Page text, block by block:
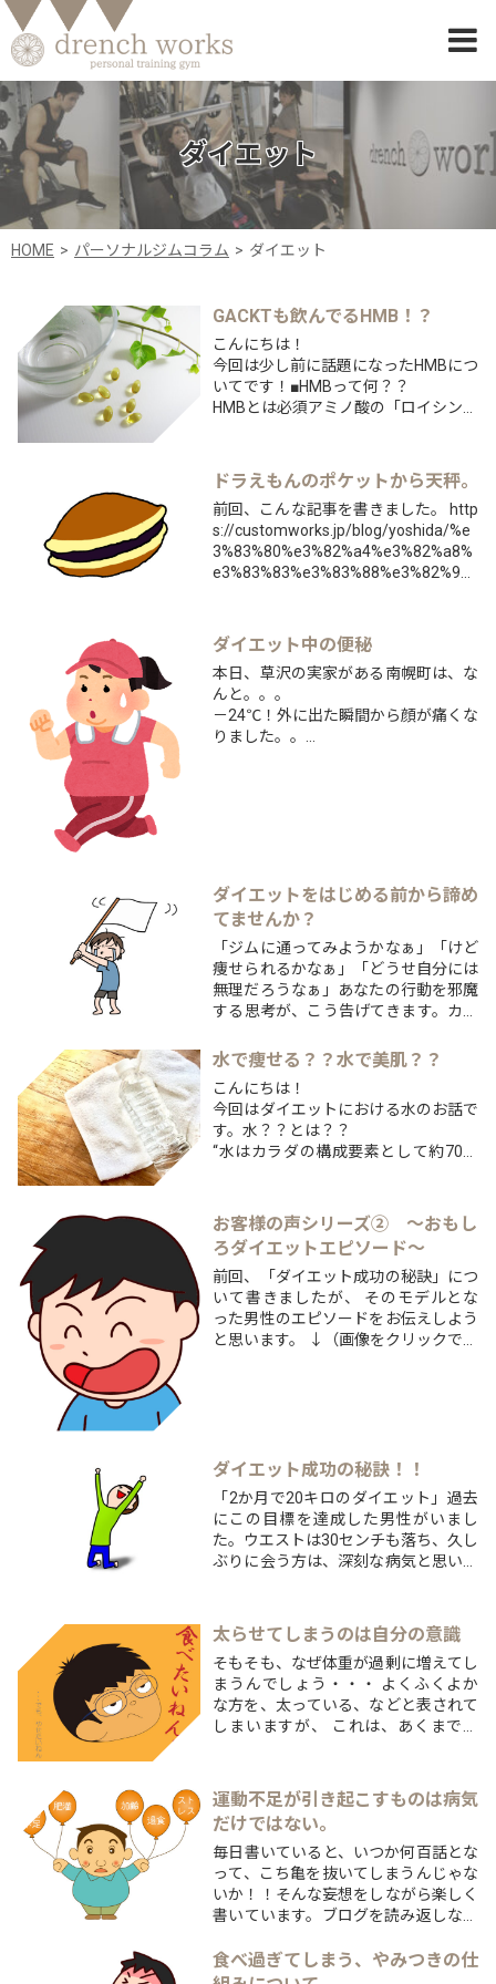
ダイエット
HOME パーソナルジムコラム ダイエット
GACKTも飲んでるHMB！？
こんにちは！
今回は少し前に話題になったHMBにつ
いてです！■HMBって何？？
HMBとは必須アミノ酸の「ロイシン」
で、簡単に言ってしまうとHMBは筋肉
の分解を防ぐものだと思えばOKで
す！
この「筋肉の分解を防ぐ」と言う意味
で最も効率が良いも...
ドラえもんのポケットから天秤。
前回、こんな記事を書きました。 http
s://customworks.jp/blog/yoshida/%e
3%83%80%e3%82%a4%e3%82%a8%
e3%83%83%e3%83%88%e3%82%9
ダイエット中の便秘
本日、草沢の実家がある南幌町は、な
んと。。。
－24℃！外に出た瞬間から顔が痛くな
りました。。
っている状況です！
...
ダイエットをはじめる前から諦め
てませんか？
「ジムに通ってみようかなぁ」「けど
痩せられるかなぁ」「どうせ自分には
無理だろうなぁ」あなたの行動を邪魔
する思考が、こう告げてきます。カウ
思考が言葉となって飛び出してきま
す。もしかすると、その時点でダイエ
ットは失敗しているのかもしれませ
ん。私が毎週欠かさず見てい...
水で痩せる？？水で美肌？？
こんにちは！
今回はダイエットにおける水のお話で
す。水？？とは？？
“水はカラダの構成要素として約70％
化学反応
（脂肪燃焼、基礎代謝向上、消化吸
収、老廃物の代謝など）の媒体となり
ます。
•体脂肪の20％は水分
•筋肉の70％は水分からできていま
す。...
お客様の声シリーズ② ～おもし
ろダイエットエピソード～
前回、「ダイエット成功の秘訣」につ
いて書きましたが、 そのモデルとな
った男性のエピソードをお伝えしよう
と思います。 ↓（画像をクリックでダ
ダイエット成功の秘訣！！
「2か月で20キロのダイエット」過去
にこの目標を達成した男性がいまし
た。ウエストは30センチも落ち、久し
ぶりに会う方は、深刻な病気と思い変
のですから、並の努力ではなかったと
思います。では、なぜこのような大き
な目標を達成出来たの...
太らせてしまうのは自分の意識
そもそも、なぜ体重が過剰に増えてし
まうんでしょう・・・ よくふくよか
な方を、太っている、などと表されて
しまいますが、 これは、あくまでも
ますよね、、なにかしらの原因がある
から、結果的に太ってしまった。 た
だ、それだ...
運動不足が引き起こすものは病気
だけではない。
毎日書いていると、いつか何百話とな
って、こち亀を抜いてしまうんじゃな
いか！！そんな妄想をしながら楽しく
書いています。ブログを読み返しなが
分でも、自覚していなかった癖なんか
もあるもんですね(笑)・・・少し暗い
食べ過ぎてしまう、やみつきの仕